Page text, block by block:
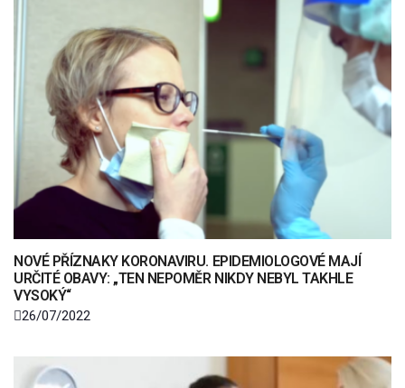
NOVÉ PŘÍZNAKY KORONAVIRU. EPIDEMIOLOGOVÉ MAJÍ
URČITÉ OBAVY: „TEN NEPOMĚR NIKDY NEBYL TAKHLE
VYSOKÝ“
26/07/2022